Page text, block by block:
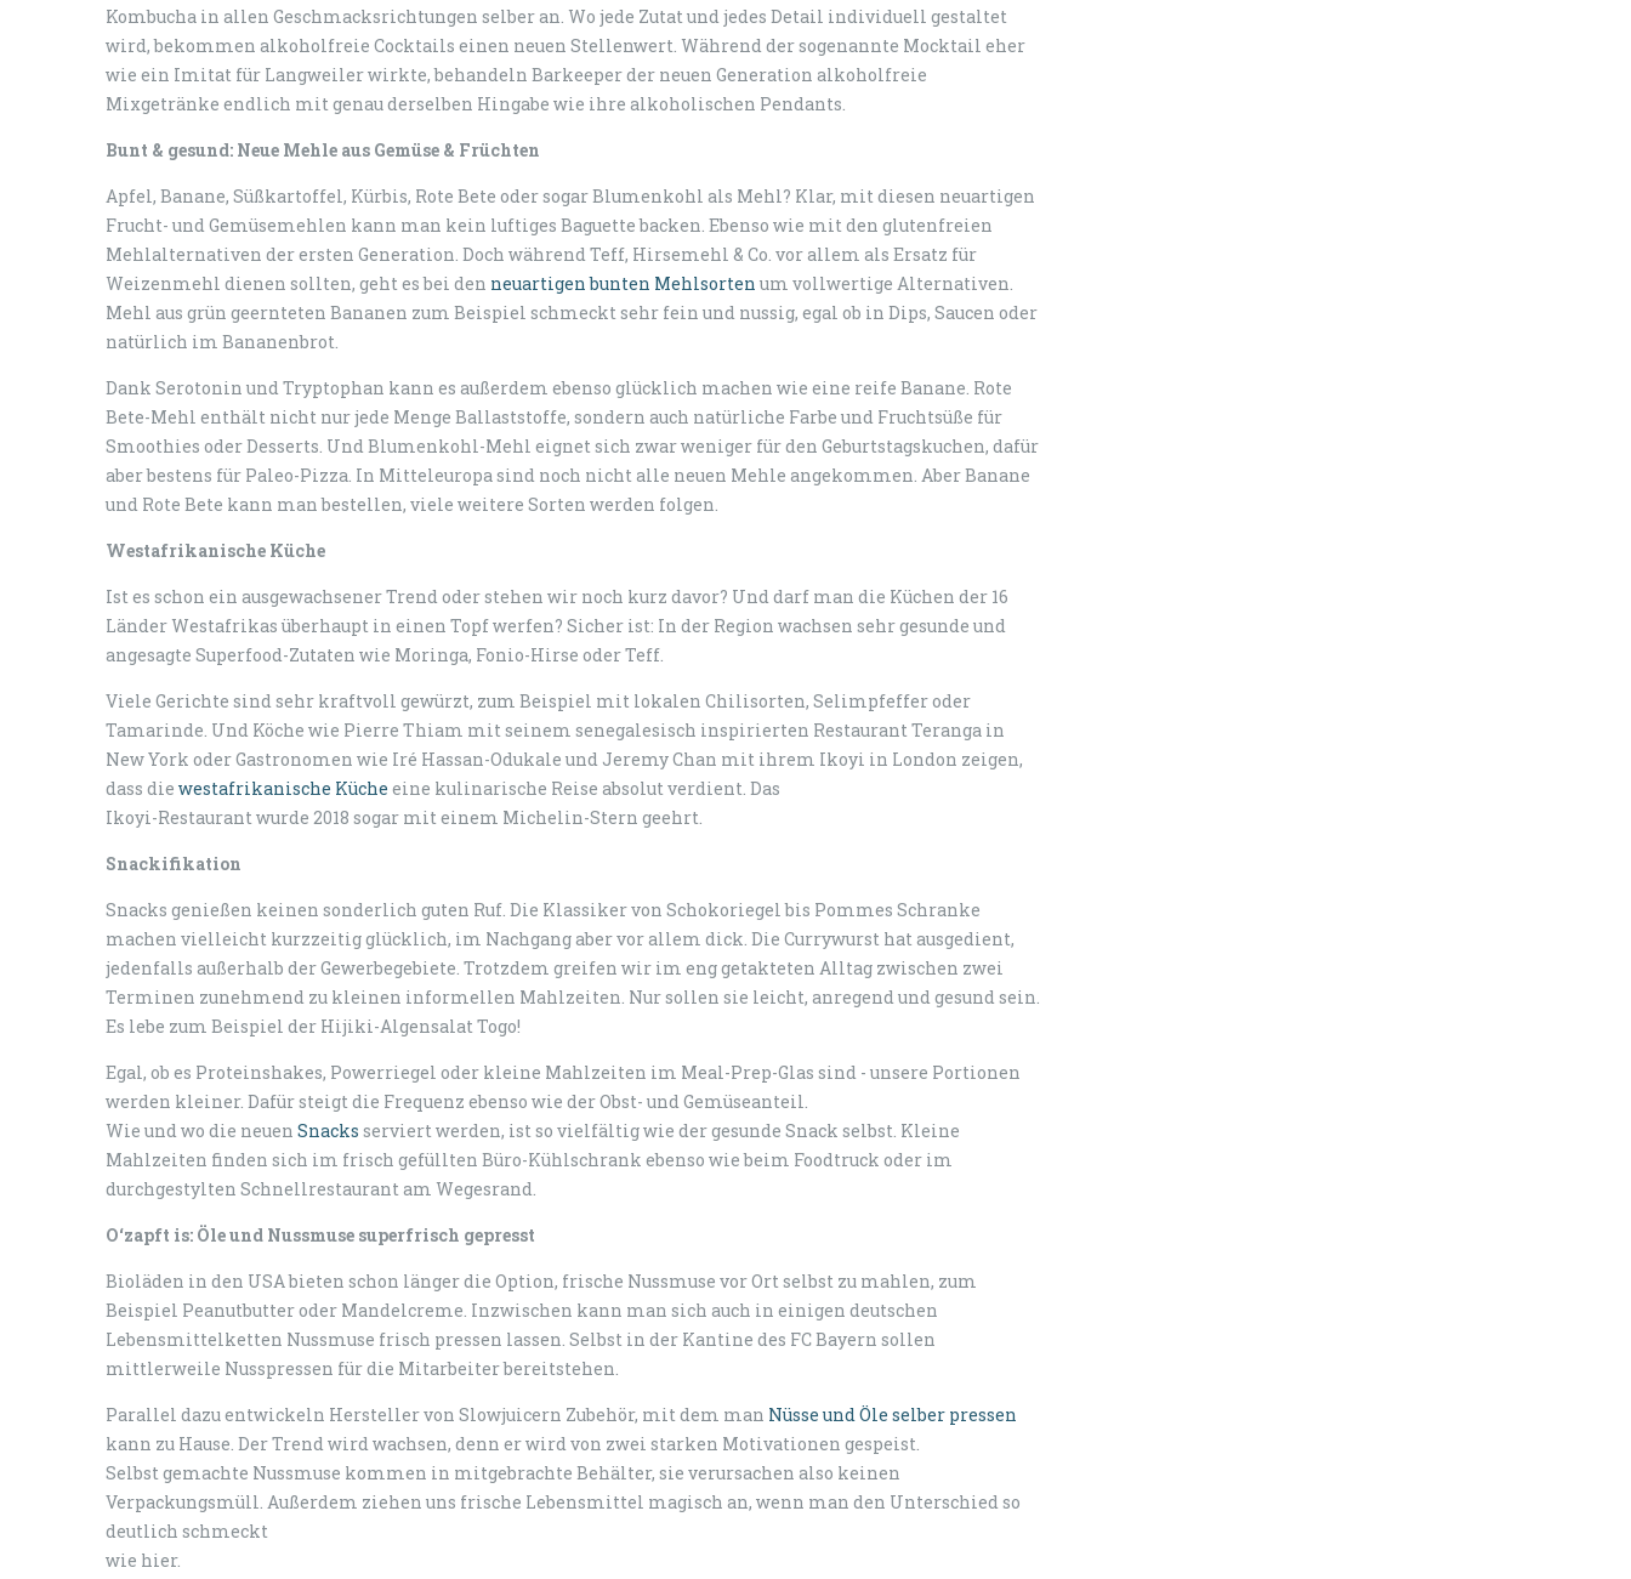
Kombucha in allen Geschmacksrichtungen selber an. Wo jede Zutat und jedes Detail individuell gestaltet
wird, bekommen alkoholfreie Cocktails einen neuen Stellenwert. Während der sogenannte Mocktail eher
wie ein Imitat für Langweiler wirkte, behandeln Barkeeper der neuen Generation alkoholfreie
Mixgetränke endlich mit genau derselben Hingabe wie ihre alkoholischen Pendants.
Bunt & gesund: Neue Mehle aus Gemüse & Früchten
Apfel, Banane, Süßkartoffel, Kürbis, Rote Bete oder sogar Blumenkohl als Mehl? Klar, mit diesen neuartigen
Frucht- und Gemüsemehlen kann man kein luftiges Baguette backen. Ebenso wie mit den glutenfreien
Mehlalternativen der ersten Generation. Doch während Teff, Hirsemehl & Co. vor allem als Ersatz für
Weizenmehl dienen sollten, geht es bei den neuartigen bunten Mehlsorten um vollwertige Alternativen.
Mehl aus grün geernteten Bananen zum Beispiel schmeckt sehr fein und nussig, egal ob in Dips, Saucen oder
natürlich im Bananenbrot.
Dank Serotonin und Tryptophan kann es außerdem ebenso glücklich machen wie eine reife Banane. Rote
Bete-Mehl enthält nicht nur jede Menge Ballaststoffe, sondern auch natürliche Farbe und Fruchtsüße für
Smoothies oder Desserts. Und Blumenkohl-Mehl eignet sich zwar weniger für den Geburtstagskuchen, dafür
aber bestens für Paleo-Pizza. In Mitteleuropa sind noch nicht alle neuen Mehle angekommen. Aber Banane
und Rote Bete kann man bestellen, viele weitere Sorten werden folgen.
Westafrikanische Küche
Ist es schon ein ausgewachsener Trend oder stehen wir noch kurz davor? Und darf man die Küchen der 16
Länder Westafrikas überhaupt in einen Topf werfen? Sicher ist: In der Region wachsen sehr gesunde und
angesagte Superfood-Zutaten wie Moringa, Fonio-Hirse oder Teff.
Viele Gerichte sind sehr kraftvoll gewürzt, zum Beispiel mit lokalen Chilisorten, Selimpfeffer oder
Tamarinde. Und Köche wie Pierre Thiam mit seinem senegalesisch inspirierten Restaurant Teranga in
New York oder Gastronomen wie Iré Hassan-Odukale und Jeremy Chan mit ihrem Ikoyi in London zeigen,
dass die westafrikanische Küche eine kulinarische Reise absolut verdient. Das
Ikoyi-Restaurant wurde 2018 sogar mit einem Michelin-Stern geehrt.
Snackifikation
Snacks genießen keinen sonderlich guten Ruf. Die Klassiker von Schokoriegel bis Pommes Schranke
machen vielleicht kurzzeitig glücklich, im Nachgang aber vor allem dick. Die Currywurst hat ausgedient,
jedenfalls außerhalb der Gewerbegebiete. Trotzdem greifen wir im eng getakteten Alltag zwischen zwei
Terminen zunehmend zu kleinen informellen Mahlzeiten. Nur sollen sie leicht, anregend und gesund sein.
Es lebe zum Beispiel der Hijiki-Algensalat Togo!
Egal, ob es Proteinshakes, Powerriegel oder kleine Mahlzeiten im Meal-Prep-Glas sind - unsere Portionen
werden kleiner. Dafür steigt die Frequenz ebenso wie der Obst- und Gemüseanteil.
Wie und wo die neuen Snacks serviert werden, ist so vielfältig wie der gesunde Snack selbst. Kleine
Mahlzeiten finden sich im frisch gefüllten Büro-Kühlschrank ebenso wie beim Foodtruck oder im
durchgestylten Schnellrestaurant am Wegesrand.
O‘zapft is: Öle und Nussmuse superfrisch gepresst
Bioläden in den USA bieten schon länger die Option, frische Nussmuse vor Ort selbst zu mahlen, zum
Beispiel Peanutbutter oder Mandelcreme. Inzwischen kann man sich auch in einigen deutschen
Lebensmittelketten Nussmuse frisch pressen lassen. Selbst in der Kantine des FC Bayern sollen
mittlerweile Nusspressen für die Mitarbeiter bereitstehen.
Parallel dazu entwickeln Hersteller von Slowjuicern Zubehör, mit dem man Nüsse und Öle selber pressen
kann zu Hause. Der Trend wird wachsen, denn er wird von zwei starken Motivationen gespeist.
Selbst gemachte Nussmuse kommen in mitgebrachte Behälter, sie verursachen also keinen
Verpackungsmüll. Außerdem ziehen uns frische Lebensmittel magisch an, wenn man den Unterschied so
deutlich schmeckt
wie hier.